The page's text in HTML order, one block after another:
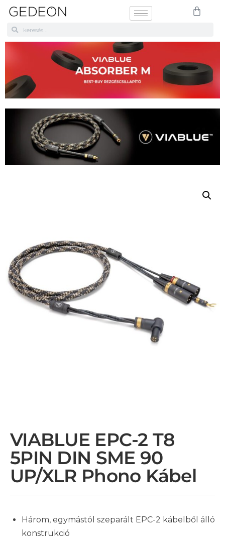
VIABLUE EPC-2 T8
5PIN DIN SME 90
UP/XLR Phono Kábel
Három, egymástól szeparált EPC-2 kábelből álló
konstrukció